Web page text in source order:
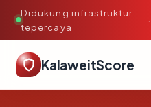
Didukung infrastruktur
tepercaya
·
KalaweitScore